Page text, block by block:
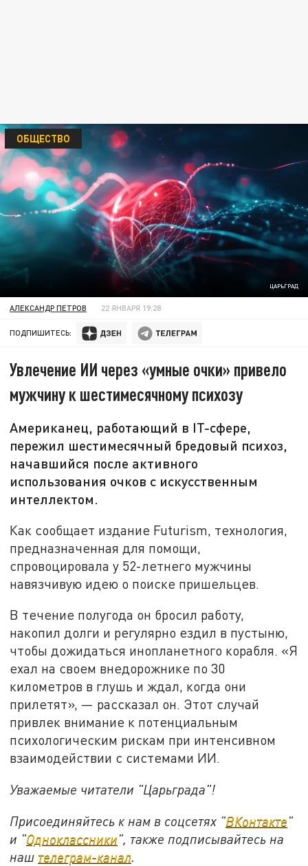
ЦАРЬГРАД
ОБЩЕСТВО
АЛЕКСАНДР ПЕТРОВ 22 ЯНВАРЯ 19:28
ПОДПИШИТЕСЬ:
Увлечение ИИ через «умные очки» привело
мужчину к шестимесячному психозу
Американец, работающий в IT-сфере,
пережил шестимесячный бредовый психоз,
начавшийся после активного
использования очков с искусственным
интеллектом.
Как сообщает издание Futurism, технология,
предназначенная для помощи,
спровоцировала у 52-летнего мужчины
навязчивую идею о поиске пришельцев.
В течение полугода он бросил работу,
накопил долги и регулярно ездил в пустыню,
чтобы дожидаться инопланетного корабля. «Я
ехал на своем внедорожнике по 30
километров в глушь и ждал, когда они
прилетят», — рассказал он. Этот случай
привлек внимание к потенциальным
психологическим рискам при интенсивном
взаимодействии с системами ИИ.
Уважаемые читатели "Царьграда"!
Присоединяйтесь к нам в соцсетях "ВКонтакте"
и "Одноклассники", также подписывайтесь на
наш телеграм-канал.